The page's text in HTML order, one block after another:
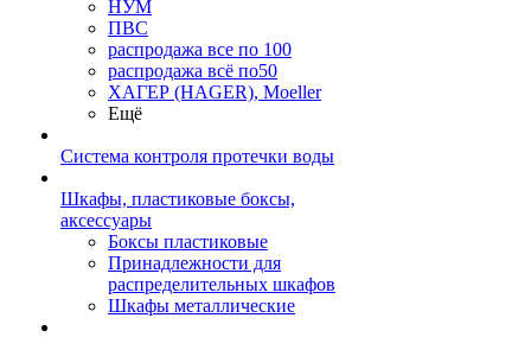
НУМ
ПВС
распродажа все по 100
распродажа всё по50
ХАГЕР (HAGER), Moeller
Ещё
Система контроля протечки воды
Шкафы, пластиковые боксы,
аксессуары
Боксы пластиковые
Принадлежности для
распределительных шкафов
Шкафы металлические